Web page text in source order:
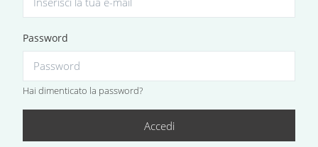
Password
Hai dimenticato la password?
Accedi